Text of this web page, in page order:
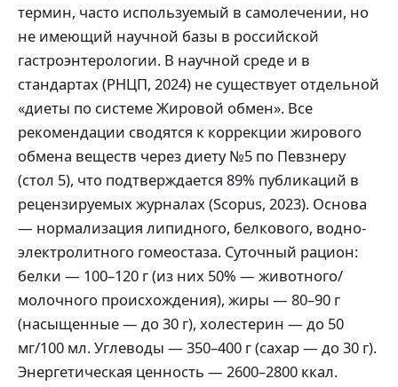
термин, часто используемый в самолечении, но
не имеющий научной базы в российской
гастроэнтерологии. В научной среде и в
стандартах (РНЦП, 2024) не существует отдельной
«диеты по системе Жировой обмен». Все
рекомендации сводятся к коррекции жирового
обмена веществ через диету №5 по Певзнеру
(стол 5), что подтверждается 89% публикаций в
рецензируемых журналах (Scopus, 2023). Основа
— нормализация липидного, белкового, водно-
электролитного гомеостаза. Суточный рацион:
белки — 100–120 г (из них 50% — животного/
молочного происхождения), жиры — 80–90 г
(насыщенные — до 30 г), холестерин — до 50
мг/100 мл. Углеводы — 350–400 г (сахар — до 30 г).
Энергетическая ценность — 2600–2800 ккал.